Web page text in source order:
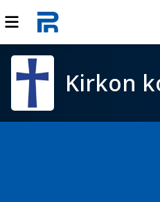
Kirkon